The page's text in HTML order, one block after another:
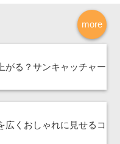
more
がる？サンキャッチャー
広くおしゃれに見せるコ